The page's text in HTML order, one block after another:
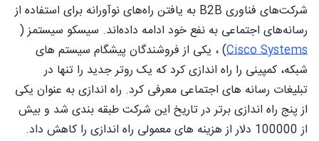
شرکت‌های فناوری B2B به یافتن راه‌های نوآورانه برای استفاده از
رسانه‌های اجتماعی به نفع خود ادامه داده‌اند. سیسکو سیستمز (
Cisco Systems) ، یکی از فروشندگان پیشگام سیستم های
شبکه، کمپینی را راه اندازی کرد که یک روتر جدید را تنها در
تبلیغات رسانه های اجتماعی معرفی کرد. راه اندازی به عنوان یکی
از پنج راه اندازی برتر در تاریخ این شرکت طبقه بندی شد و بیش
از 100000 دلار از هزینه های معمولی راه اندازی را کاهش داد.